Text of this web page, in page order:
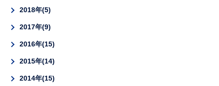
2018年 5
2017年 9
2016年 15
2015年 14
2014年 15